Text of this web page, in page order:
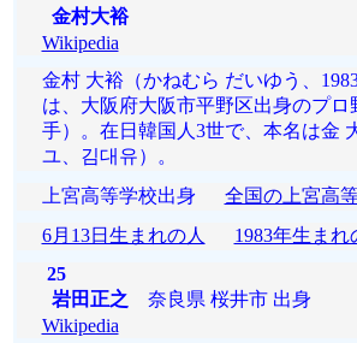
金村大裕
Wikipedia
金村 大裕（かねむら だいゆう、1983
は、大阪府大阪市平野区出身のプロ
手）。在日韓国人3世で、本名は金
ユ、김대유）。
上宮高等学校出身 全国の上宮高
6月13日生まれの人
1983年生まれ
25
岩田正之 奈良県 桜井市 出身
Wikipedia